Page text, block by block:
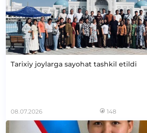
Tarixiy joylarga sayohat tashkil etildi
08.07.2026 148